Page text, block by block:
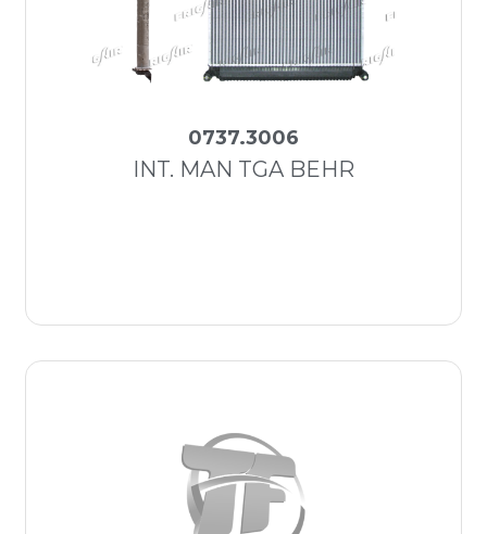
0737.3006
INT. MAN TGA BEHR